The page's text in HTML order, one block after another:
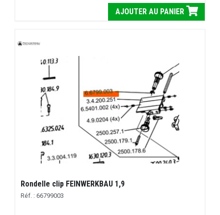
AJOUTER AU PANIER
Rondelle clip FEINWERKBAU 1,9
Réf. : 66799003